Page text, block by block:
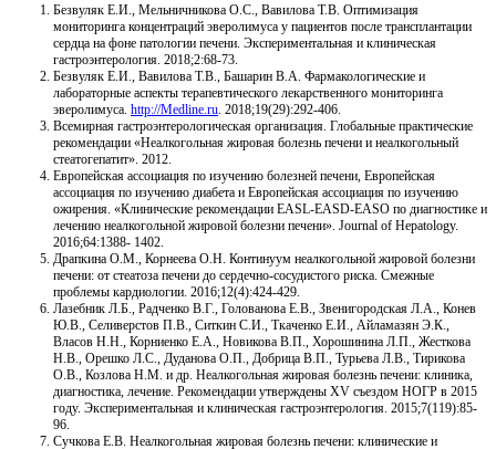
Безвуляк Е.И., Мельничникова О.С., Вавилова Т.В. Оптимизация
мониторинга концентраций эверолимуса у пациентов после трансплантации
сердца на фоне патологии печени. Экспериментальная и клиническая
гастроэнтерология. 2018;2:68-73.
Безвуляк Е.И., Вавилова Т.В., Башарин В.А. Фармакологические и
лабораторные аспекты терапевтического лекарственного мониторинга
эверолимуса. http://Medline.ru. 2018;19(29):292-406.
Всемирная гастроэнтерологическая организация. Глобальные практические
рекомендации «Неалкогольная жировая болезнь печени и неалкогольный
стеатогепатит». 2012.
Европейская ассоциация по изучению болезней печени, Европейская
ассоциация по изучению диабета и Европейская ассоциация по изучению
ожирения. «Клинические рекомендации EASL-EASD-EASO по диагностике и
лечению неалкогольной жировой болезни печени». Journal of Hepatology.
2016;64:1388- 1402.
Драпкина О.М., Корнеева О.Н. Континуум неалкогольной жировой болезни
печени: от стеатоза печени до сердечно-сосудистого риска. Смежные
проблемы кардиологии. 2016;12(4):424-429.
Лазебник Л.Б., Радченко В.Г., Голованова Е.В., Звенигородская Л.А., Конев
Ю.В., Селиверстов П.В., Ситкин С.И., Ткаченко Е.И., Айламазян Э.К.,
Власов Н.Н., Корниенко Е.А., Новикова В.П., Хорошинина Л.П., Жесткова
Н.В., Орешко Л.С., Дуданова О.П., Добрица В.П., Турьева Л.В., Тирикова
О.В., Козлова Н.М. и др. Неалкогольная жировая болезнь печени: клиника,
диагностика, лечение. Рекомендации утверждены XV съездом НОГР в 2015
году. Экспериментальная и клиническая гастроэнтерология. 2015;7(119):85-
96.
Сучкова Е.В. Неалкогольная жировая болезнь печени: клинические и